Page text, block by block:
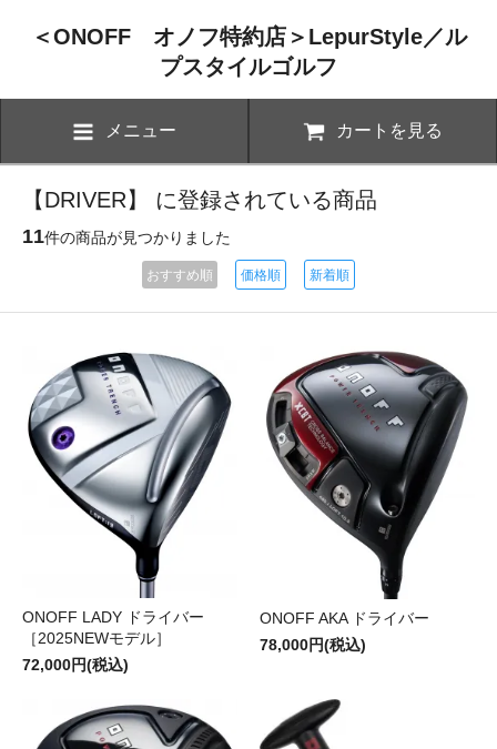
＜ONOFF オノフ特約店＞LepurStyle／ル
プスタイルゴルフ
メニュー カートを見る
【DRIVER】 に登録されている商品
11件の商品が見つかりました
おすすめ順 価格順 新着順
ONOFF LADY ドライバー
［2025NEWモデル］
72,000円(税込)
ONOFF AKA ドライバー
78,000円(税込)